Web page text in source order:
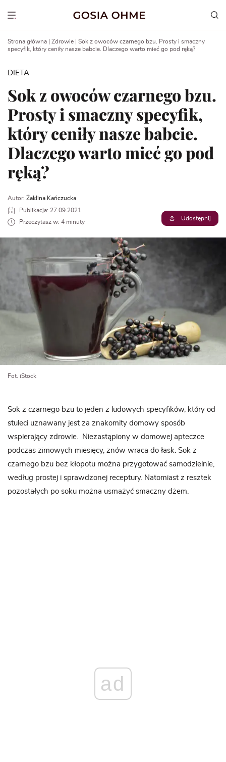
Show menu
Strona główna Zdrowie
Sok z owoców czarnego bzu. Prosty i smaczny
specyfik, który ceniły nasze babcie. Dlaczego warto mieć go pod ręką?
DIETA
Sok z owoców czarnego bzu.
Prosty i smaczny specyfik,
który ceniły nasze babcie.
Dlaczego warto mieć go pod
ręką?
Autor: Żaklina Kańczucka
Publikacja: 27.09.2021
Przeczytasz w: 4 minuty
Udostępnij
Fot. iStock
Sok z czarnego bzu to jeden z ludowych specyfików, który od
stuleci uznawany jest za znakomity domowy sposób
wspierający zdrowie. Niezastąpiony w domowej apteczce
podczas zimowych miesięcy, znów wraca do łask. Sok z
czarnego bzu bez kłopotu można przygotować samodzielnie,
według prostej i sprawdzonej receptury. Natomiast z resztek
pozostałych po soku można usmażyć smaczny dżem.
ad